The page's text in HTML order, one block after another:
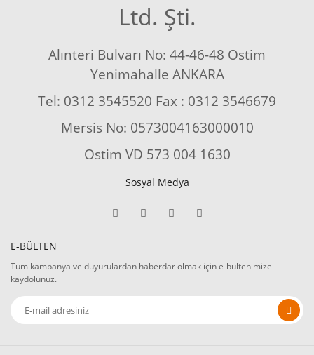
Ltd. Şti.
Alınteri Bulvarı No: 44-46-48 Ostim
Yenimahalle ANKARA
Tel: 0312 3545520 Fax : 0312 3546679
Mersis No: 0573004163000010
Ostim VD 573 004 1630
Sosyal Medya
E-BÜLTEN
Tüm kampanya ve duyurulardan haberdar olmak için e-bültenimize
kaydolunuz.